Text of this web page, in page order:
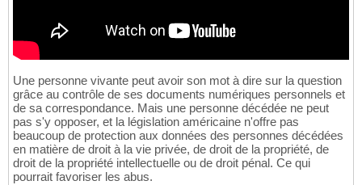
Une personne vivante peut avoir son mot à dire sur la question
grâce au contrôle de ses documents numériques personnels et
de sa correspondance. Mais une personne décédée ne peut
pas s'y opposer, et la législation américaine n'offre pas
beaucoup de protection aux données des personnes décédées
en matière de droit à la vie privée, de droit de la propriété, de
droit de la propriété intellectuelle ou de droit pénal. Ce qui
pourrait favoriser les abus.